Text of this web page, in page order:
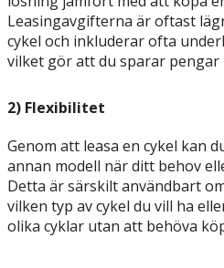
Leasingavgifterna är oftast
cykel och inkluderar ofta
vilket gör att du sparar pengar
2) Flexibilitet
Genom att leasa en cykel kan
annan modell när ditt behov
Detta är särskilt användbart
vilken typ av cykel du vill ha
olika cyklar utan att behöva